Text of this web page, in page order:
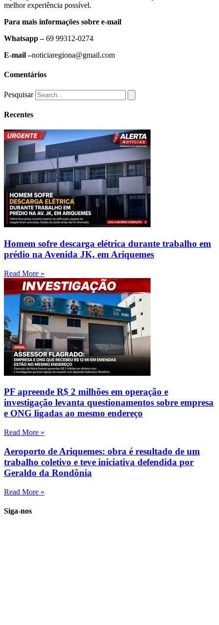
melhor experiência possível.
Para mais informações sobre e-mail
Whatsapp –69 99312-0274
E-mail –noticiaregiona@gmail.com
Comentários
Pesquisar
Recentes
Homem sofre descarga elétrica durante trabalho em
prédio na Avenida JK, em Ariquemes
Read More »
PF apreende R$ 2 milhões em operação e
investigação levanta questionamentos sobre empresa
e ONG ligadas ao mesmo endereço
Read More »
Aeroporto de Ariquemes: obra é resultado de um
trabalho coletivo e teve iniciativa defendida por
Geraldo da Rondônia
Read More »
Siga-nos